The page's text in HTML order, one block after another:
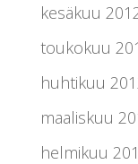
kesäkuu
toukokuu
huhtikuu
maaliskuu
helmikuu